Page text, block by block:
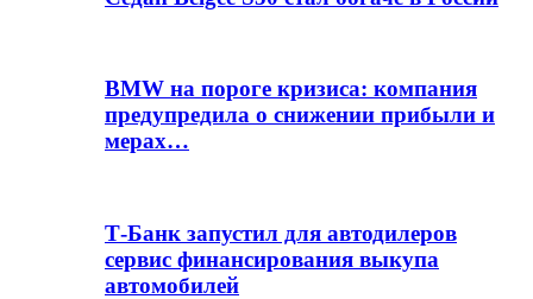
BMW на пороге кризиса: компания
предупредила о снижении прибыли и
мерах…
Т-Банк запустил для автодилеров
сервис финансирования выкупа
автомобилей